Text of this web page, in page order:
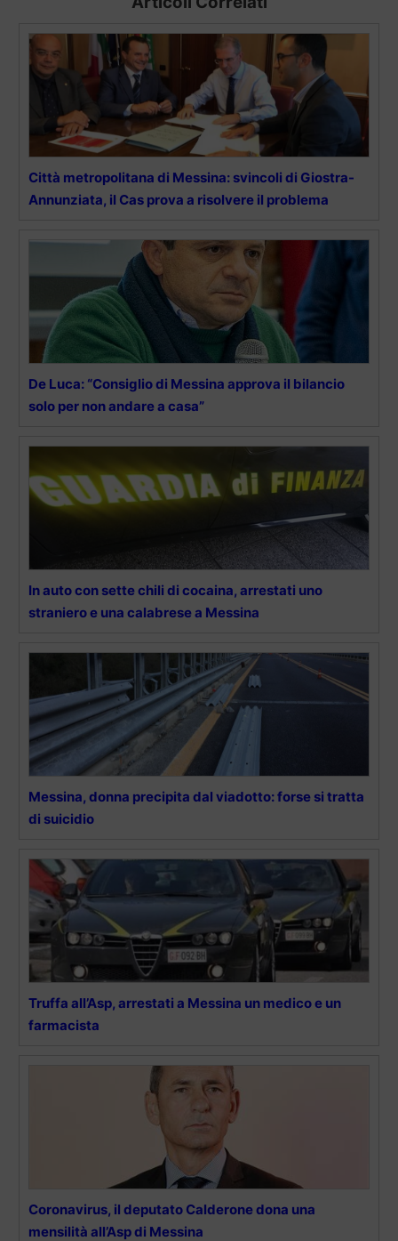
Città metropolitana di Messina: svincoli di Giostra-
Annunziata, il Cas prova a risolvere il problema
De Luca: “Consiglio di Messina approva il bilancio
solo per non andare a casa”
In auto con sette chili di cocaina, arrestati uno
straniero e una calabrese a Messina
Messina, donna precipita dal viadotto: forse si tratta
di suicidio
Truffa all’Asp, arrestati a Messina un medico e un
farmacista
Coronavirus, il deputato Calderone dona una
mensilità all’Asp di Messina